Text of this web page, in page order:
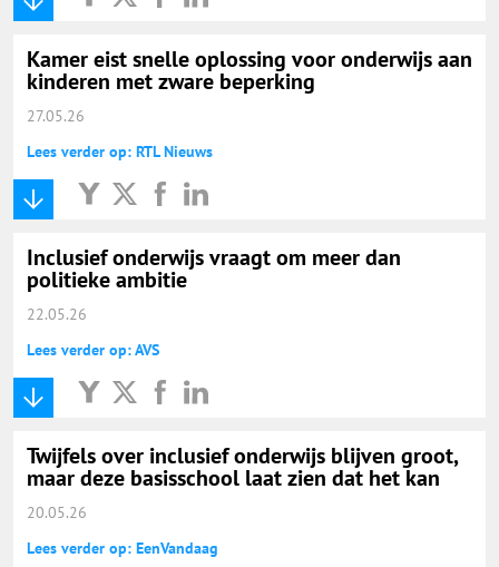
Kamer eist snelle oplossing voor onderwijs aan
kinderen met zware beperking
27.05.26
Lees verder op: RTL Nieuws
Inclusief onderwijs vraagt om meer dan
politieke ambitie
22.05.26
Lees verder op: AVS
Twijfels over inclusief onderwijs blijven groot,
maar deze basisschool laat zien dat het kan
20.05.26
Lees verder op: EenVandaag